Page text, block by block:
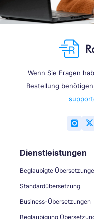
Wenn Sie Fragen
Bestellung
Dienstleistungen
Beglaubigte
Standardübersetzung
Business-Übersetzungen
Beglaubigung